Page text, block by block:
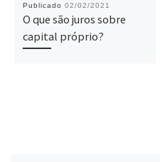
Publicado 02/02/2021
O que são juros sobre
capital próprio?